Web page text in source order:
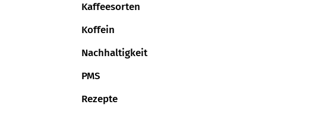
Kaffeesorten
Koffein
Nachhaltigkeit
PMS
Rezepte